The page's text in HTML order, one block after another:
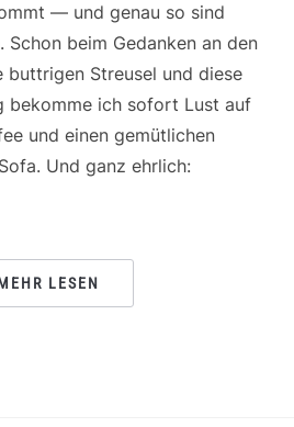
— und genau so sind
Schon beim Gedanken an den
Streusel und diese
bekomme ich sofort Lust auf
und einen gemütlichen
Und ganz ehrlich:
LESEN